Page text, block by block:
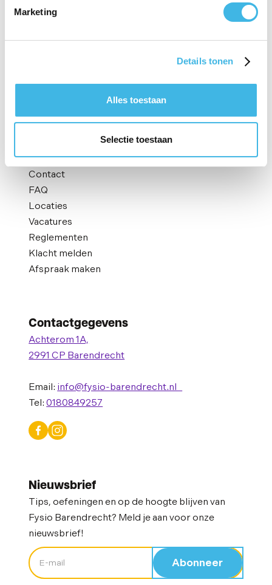
Marketing
Details tonen
Alles toestaan
Selectie toestaan
Connected. Het doel van Fysio Connected is om
tussen de praktijken ervaring uit te wisselen om
te zorgen voor de beste kwaliteit zorg voor
Behandelingen
Kennisbank
Contact
FAQ
Locaties
Vacatures
Reglementen
Klacht melden
Afspraak maken
Contactgegevens
Achterom 1A,
2991 CP Barendrecht
Email: info@fysio-barendrecht.nl
Tel:0180849257
Nieuwsbrief
Tips, oefeningen en op de hoogte blijven van
Fysio Barendrecht? Meld je aan voor onze
nieuwsbrief!